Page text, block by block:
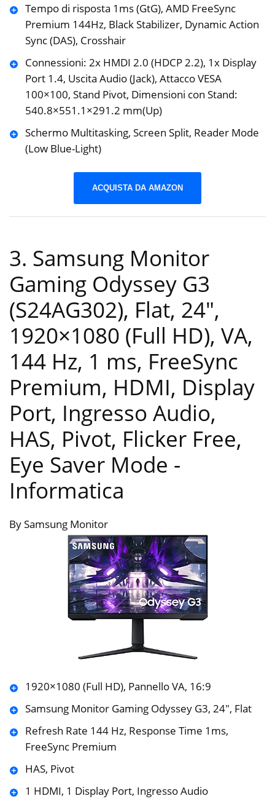
Tempo di risposta 1ms (GtG), AMD FreeSync
Premium 144Hz, Black Stabilizer, Dynamic Action
Sync (DAS), Crosshair
Connessioni: 2x HMDI 2.0 (HDCP 2.2), 1x Display
Port 1.4, Uscita Audio (Jack), Attacco VESA
100×100, Stand Pivot, Dimensioni con Stand:
540.8×551.1×291.2 mm(Up)
Schermo Multitasking, Screen Split, Reader Mode
(Low Blue-Light)
ACQUISTA DA AMAZON
3. Samsung Monitor
Gaming Odyssey G3
(S24AG302), Flat, 24″,
1920×1080 (Full HD), VA,
144 Hz, 1 ms, FreeSync
Premium, HDMI, Display
Port, Ingresso Audio,
HAS, Pivot, Flicker Free,
Eye Saver Mode -
Informatica
By Samsung Monitor
1920×1080 (Full HD), Pannello VA, 16:9
Samsung Monitor Gaming Odyssey G3, 24″, Flat
Refresh Rate 144 Hz, Response Time 1ms,
FreeSync Premium
HAS, Pivot
1 HDMI, 1 Display Port, Ingresso Audio